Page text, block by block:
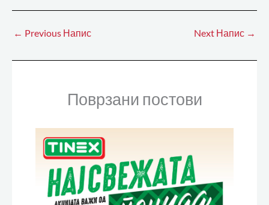
← Previous Напис Next Напис →
Поврзани постови